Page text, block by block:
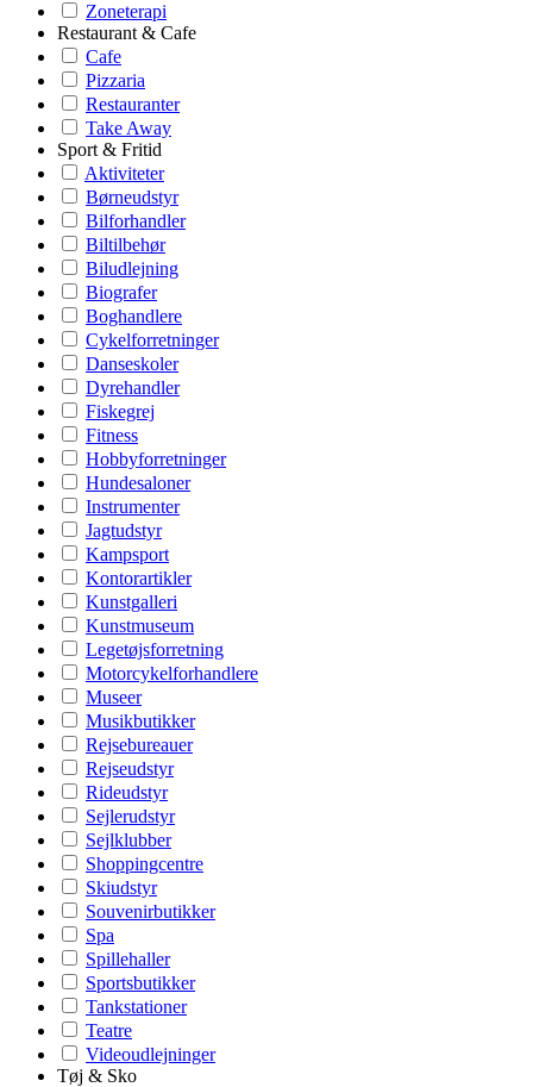
Zoneterapi
Restaurant & Cafe
Cafe
Pizzaria
Restauranter
Take Away
Sport & Fritid
Aktiviteter
Børneudstyr
Bilforhandler
Biltilbehør
Biludlejning
Biografer
Boghandlere
Cykelforretninger
Danseskoler
Dyrehandler
Fiskegrej
Fitness
Hobbyforretninger
Hundesaloner
Instrumenter
Jagtudstyr
Kampsport
Kontorartikler
Kunstgalleri
Kunstmuseum
Legetøjsforretning
Motorcykelforhandlere
Museer
Musikbutikker
Rejsebureauer
Rejseudstyr
Rideudstyr
Sejlerudstyr
Sejlklubber
Shoppingcentre
Skiudstyr
Souvenirbutikker
Spa
Spillehaller
Sportsbutikker
Tankstationer
Teatre
Videoudlejninger
Tøj & Sko